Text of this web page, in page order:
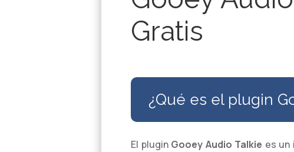
Gratis
¿Qué es el plugin
El plugin Gooey Audio Talkie es un